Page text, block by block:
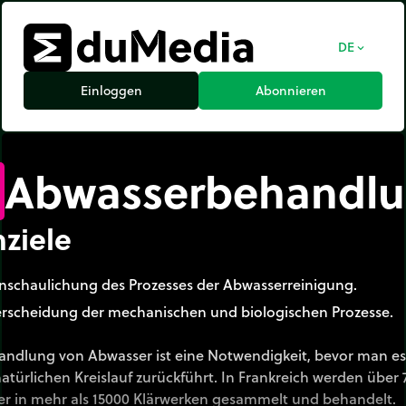
DE expand_more
Einloggen Abonnieren
des Prozesses der Abwasserreinigung.
der mechanischen und biologischen Prozesse.
von Abwasser ist eine Notwendigkeit, bevor man
Kreislauf zurückführt. In Frankreich werden über
in mehr als 15000 Klärwerken gesammelt und behandelt.